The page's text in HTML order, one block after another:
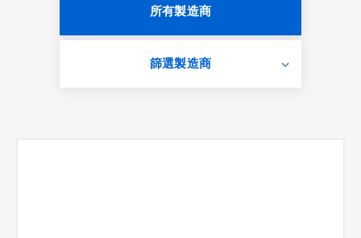
所有製造商
篩選製造商